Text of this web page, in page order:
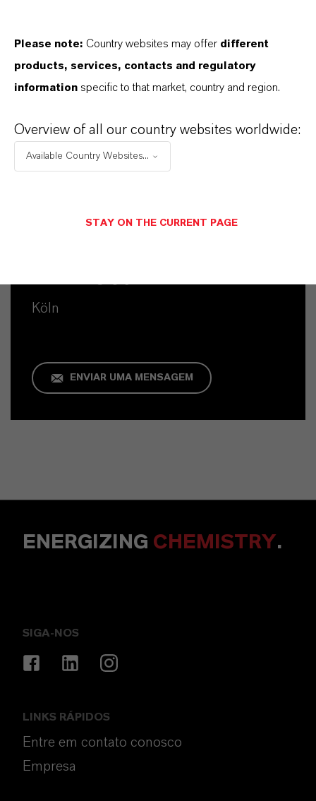
Köln
ENVIAR UMA MENSAGEM
ENERGIZING CHEMISTRY.
SIGA-NOS
LINKS RÁPIDOS
Entre em contato conosco
Empresa
Please note: Country websites may offer different
products, services, contacts and regulatory
information specific to that market, country and region.
Overview of all our country websites worldwide:
Available Country Websites...
STAY ON THE CURRENT PAGE